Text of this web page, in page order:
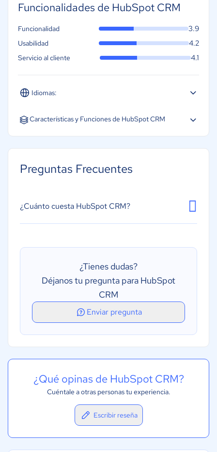
Funcionalidades de HubSpot CRM
Idiomas:
Español Inglés Portugués
Funcionalidad 3.9
Usabilidad 4.2
Servicio al cliente 4.1
Características y Funciones de HubSpot CRM
Gestión de contratos
Gestión de llamadas
Preguntas Frecuentes
¿Cuánto cuesta HubSpot CRM?
¿Tienes dudas?
Déjanos tu pregunta para HubSpot
CRM
Enviar pregunta
¿Qué opinas de HubSpot CRM?
Cuéntale a otras personas tu experiencia.
Escribir reseña